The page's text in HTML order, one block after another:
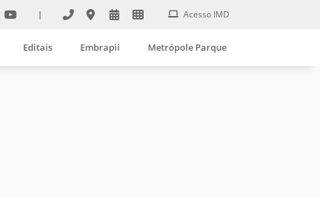
| Acesso IMD
Editais Embrapii Metrópole Parque